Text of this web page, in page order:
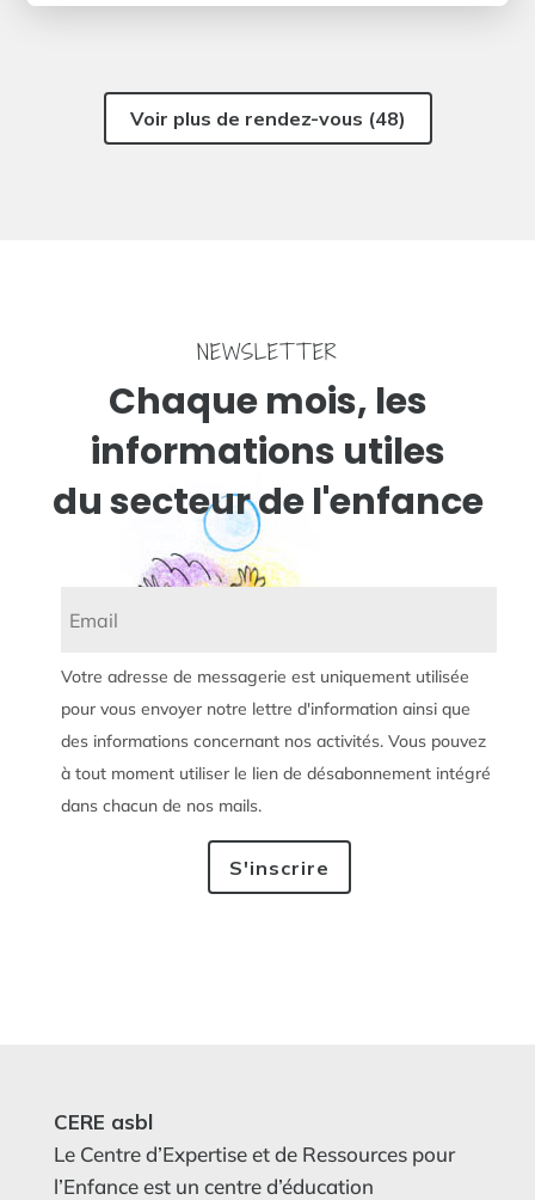
Voir plus de rendez-vous (48)
NEWSLETTER
Chaque mois, les
informations utiles
du secteur de l'enfance
Votre adresse de messagerie est uniquement utilisée
pour vous envoyer notre lettre d'information ainsi que
des informations concernant nos activités. Vous pouvez
à tout moment utiliser le lien de désabonnement intégré
dans chacun de nos mails.
CERE asbl
Le Centre d’Expertise et de Ressources pour
l’Enfance est un centre d’éducation